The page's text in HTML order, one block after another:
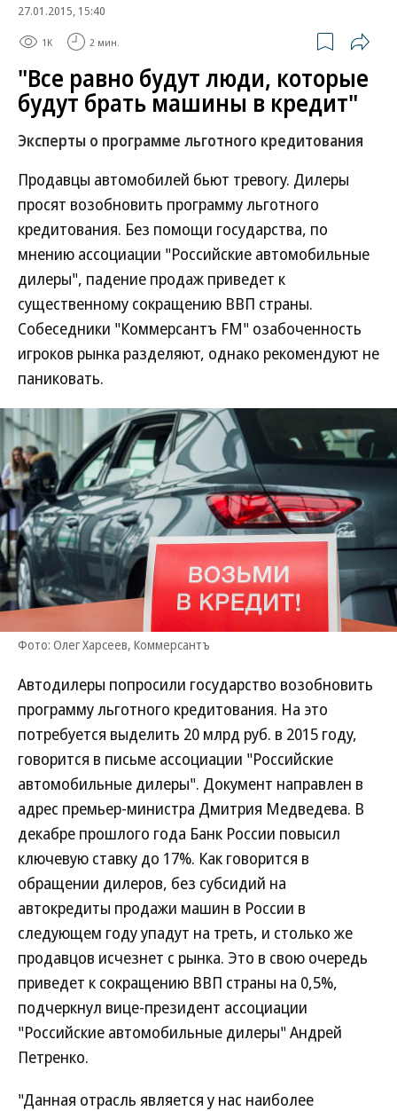
27.01.2015, 15:40
1K 2 мин.
"Все равно будут люди, которые
будут брать машины в кредит"
Эксперты о программе льготного кредитования
Продавцы автомобилей бьют тревогу. Дилеры
просят возобновить программу льготного
кредитования. Без помощи государства, по
мнению ассоциации "Российские автомобильные
дилеры", падение продаж приведет к
существенному сокращению ВВП страны.
Собеседники "Коммерсантъ FM" озабоченность
игроков рынка разделяют, однако рекомендуют не
паниковать.
Фото: Олег Харсеев, Коммерсантъ
Автодилеры попросили государство возобновить
программу льготного кредитования. На это
потребуется выделить 20 млрд руб. в 2015 году,
говорится в письме ассоциации "Российские
автомобильные дилеры". Документ направлен в
адрес премьер-министра Дмитрия Медведева. В
декабре прошлого года Банк России повысил
ключевую ставку до 17%. Как говорится в
обращении дилеров, без субсидий на
автокредиты продажи машин в России в
следующем году упадут на треть, и столько же
продавцов исчезнет с рынка. Это в свою очередь
приведет к сокращению ВВП страны на 0,5%,
подчеркнул вице-президент ассоциации
"Российские автомобильные дилеры" Андрей
Петренко.
"Данная отрасль является у нас наиболее